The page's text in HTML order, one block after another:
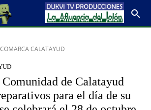
COMARCA CALATAYUD
de Calatayud
para el día de su